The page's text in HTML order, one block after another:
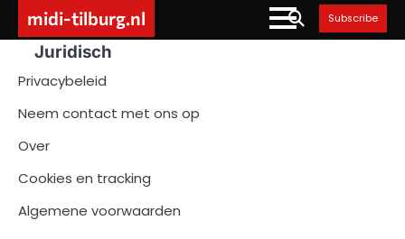
content
midi-tilburg.nl Subscribe
Juridisch
Privacybeleid
Neem contact met ons op
Over
Cookies en tracking
Algemene voorwaarden